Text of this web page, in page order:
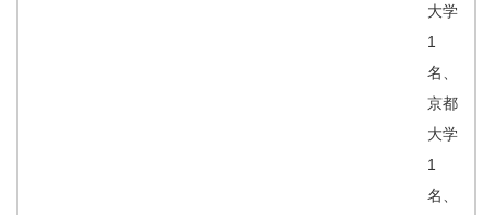
大学
1
名、
京都
大学
1
名、